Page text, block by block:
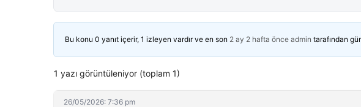
Bu konu 0 yanıt içerir, 1 izleyen vardır ve en son 2 ay 2 hafta önce admin tarafından
1 yazı görüntüleniyor (toplam 1)
26/05/2026: 7:36 pm